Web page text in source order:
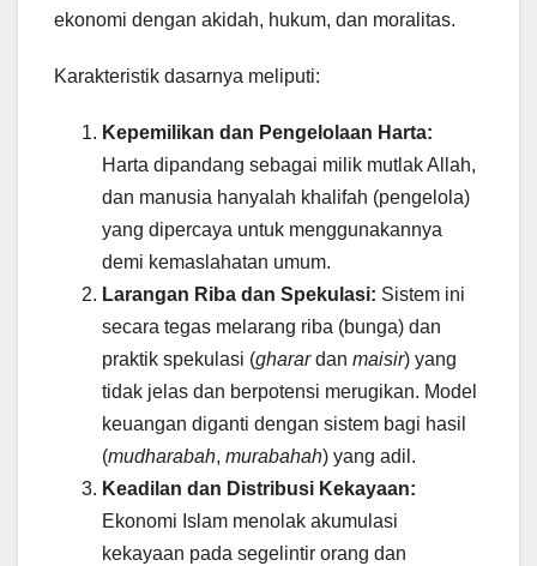
ekonomi dengan akidah, hukum, dan moralitas.
Karakteristik dasarnya meliputi:
Kepemilikan dan Pengelolaan Harta:
Harta dipandang sebagai milik mutlak Allah,
dan manusia hanyalah khalifah (pengelola)
yang dipercaya untuk menggunakannya
demi kemaslahatan umum.
Larangan Riba dan Spekulasi: Sistem ini
secara tegas melarang riba (bunga) dan
praktik spekulasi (gharardan maisir) yang
tidak jelas dan berpotensi merugikan. Model
keuangan diganti dengan sistem bagi hasil
(mudharabah, murabahah) yang adil.
Keadilan dan Distribusi Kekayaan:
Ekonomi Islam menolak akumulasi
kekayaan pada segelintir orang dan